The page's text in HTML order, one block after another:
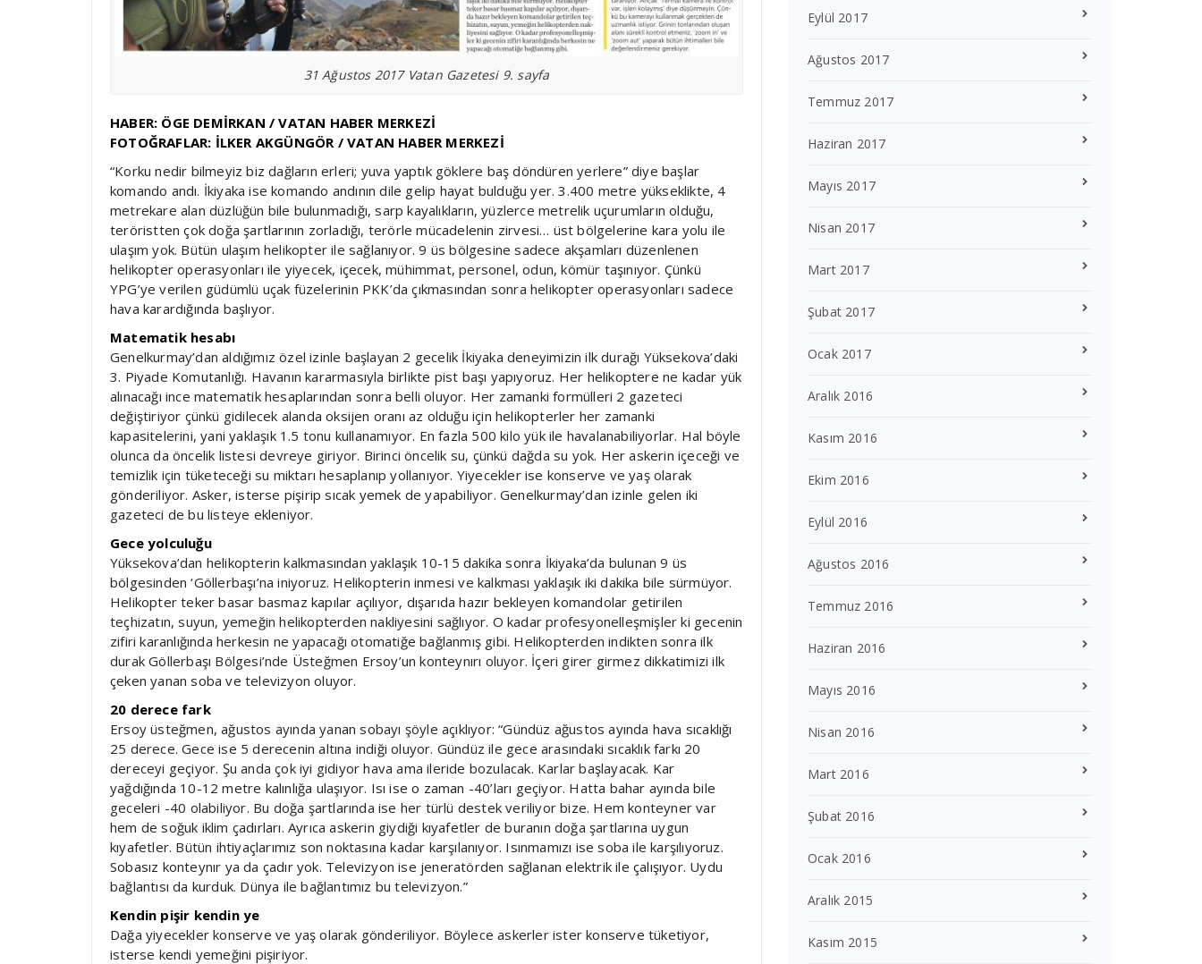
31 Ağustos 2017 Vatan Gazetesi 9. sayfa
HABER: ÖGE DEMİRKAN / VATAN HABER MERKEZİ
FOTOĞRAFLAR: İLKER AKGÜNGÖR / VATAN HABER MERKEZİ
“Korku nedir bilmeyiz biz dağların erleri; yuva yaptık göklere baş döndüren yerlere” diye başlar
komando andı. İkiyaka ise komando andının dile gelip hayat bulduğu yer. 3.400 metre yükseklikte, 4
metrekare alan düzlüğün bile bulunmadığı, sarp kayalıkların, yüzlerce metrelik uçurumların olduğu,
teröristten çok doğa şartlarının zorladığı, terörle mücadelenin zirvesi… üst bölgelerine kara yolu ile
ulaşım yok. Bütün ulaşım helikopter ile sağlanıyor. 9 üs bölgesine sadece akşamları düzenlenen
helikopter operasyonları ile yiyecek, içecek, mühimmat, personel, odun, kömür taşınıyor. Çünkü
YPG’ye verilen güdümlü uçak füzelerinin PKK’da çıkmasından sonra helikopter operasyonları sadece
hava karardığında başlıyor.
Matematik hesabı
Genelkurmay’dan aldığımız özel izinle başlayan 2 gecelik İkiyaka deneyimizin ilk durağı Yüksekova’daki
3. Piyade Komutanlığı. Havanın kararmasıyla birlikte pist başı yapıyoruz. Her helikoptere ne kadar yük
alınacağı ince matematik hesaplarından sonra belli oluyor. Her zamanki formülleri 2 gazeteci
değiştiriyor çünkü gidilecek alanda oksijen oranı az olduğu için helikopterler her zamanki
kapasitelerini, yani yaklaşık 1.5 tonu kullanamıyor. En fazla 500 kilo yük ile havalanabiliyorlar. Hal böyle
olunca da öncelik listesi devreye giriyor. Birinci öncelik su, çünkü dağda su yok. Her askerin içeceği ve
temizlik için tüketeceği su miktarı hesaplanıp yollanıyor. Yiyecekler ise konserve ve yaş olarak
gönderiliyor. Asker, isterse pişirip sıcak yemek de yapabiliyor. Genelkurmay’dan izinle gelen iki
gazeteci de bu listeye ekleniyor.
Gece yolculuğu
Yüksekova’dan helikopterin kalkmasından yaklaşık 10-15 dakika sonra İkiyaka’da bulunan 9 üs
bölgesinden ‘Göllerbaşı’na iniyoruz. Helikopterin inmesi ve kalkması yaklaşık iki dakika bile sürmüyor.
Helikopter teker basar basmaz kapılar açılıyor, dışarıda hazır bekleyen komandolar getirilen
teçhizatın, suyun, yemeğin helikopterden nakliyesini sağlıyor. O kadar profesyonelleşmişler ki gecenin
zifiri karanlığında herkesin ne yapacağı otomatiğe bağlanmış gibi. Helikopterden indikten sonra ilk
durak Göllerbaşı Bölgesi’nde Üsteğmen Ersoy’un konteynırı oluyor. İçeri girer girmez dikkatimizi ilk
çeken yanan soba ve televizyon oluyor.
20 derece fark
Ersoy üsteğmen, ağustos ayında yanan sobayı şöyle açıklıyor: “Gündüz ağustos ayında hava sıcaklığı
25 derece. Gece ise 5 derecenin altına indiği oluyor. Gündüz ile gece arasındaki sıcaklık farkı 20
dereceyi geçiyor. Şu anda çok iyi gidiyor hava ama ileride bozulacak. Karlar başlayacak. Kar
yağdığında 10-12 metre kalınlığa ulaşıyor. Isı ise o zaman -40’ları geçiyor. Hatta bahar ayında bile
geceleri -40 olabiliyor. Bu doğa şartlarında ise her türlü destek veriliyor bize. Hem konteyner var
hem de soğuk iklim çadırları. Ayrıca askerin giydiği kıyafetler de buranın doğa şartlarına uygun
kıyafetler. Bütün ihtiyaçlarımız son noktasına kadar karşılanıyor. Isınmamızı ise soba ile karşılıyoruz.
Sobasız konteynır ya da çadır yok. Televizyon ise jeneratörden sağlanan elektrik ile çalışıyor. Uydu
bağlantısı da kurduk. Dünya ile bağlantımız bu televizyon.”
Kendin pişir kendin ye
Dağa yiyecekler konserve ve yaş olarak gönderiliyor. Böylece askerler ister konserve tüketiyor,
isterse kendi yemeğini pişiriyor.
Eylül 2017
Ağustos 2017
Temmuz 2017
Haziran 2017
Mayıs 2017
Nisan 2017
Mart 2017
Şubat 2017
Ocak 2017
Aralık 2016
Kasım 2016
Ekim 2016
Eylül 2016
Ağustos 2016
Temmuz 2016
Haziran 2016
Mayıs 2016
Nisan 2016
Mart 2016
Şubat 2016
Ocak 2016
Aralık 2015
Kasım 2015